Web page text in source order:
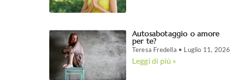
Autosabotaggio o amore
per te?
Teresa Fredella Luglio 11, 2026
Leggi di più »